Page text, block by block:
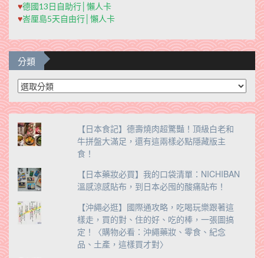
♥德國13日自助行│懶人卡
♥峇厘島5天自由行│懶人卡
分類
分
類
【日本食記】德壽燒肉超驚豔！頂級白老和
牛拼盤大滿足，還有這兩樣必點隱藏版主
食！
【日本藥妝必買】我的口袋清單：NICHIBAN
溫感涼感貼布，到日本必囤的酸痛貼布！
【沖繩必逛】國際通攻略，吃喝玩樂跟著這
樣走，買的對、住的好、吃的棒，一張圖搞
定！〈購物必看：沖繩藥妝、零食、紀念
品、土產，這樣買才對〉